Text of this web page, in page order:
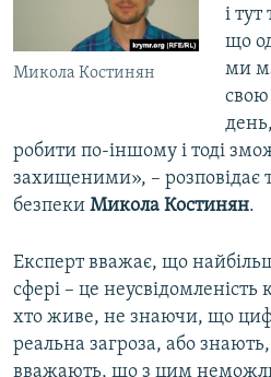
Микола Костинян
і
що
ми
робити по-іншому і тоді
захищеними», – розповідає
безпеки Микола Костинян.
Експерт вважає, що
сфері – це неусвідомленість
хто живе, не знаючи, що
реальна загроза, або
вважають, що з цим